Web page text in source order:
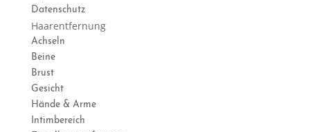
Datenschutz
Haarentfernung
Achseln
Beine
Brust
Gesicht
Hände & Arme
Intimbereich